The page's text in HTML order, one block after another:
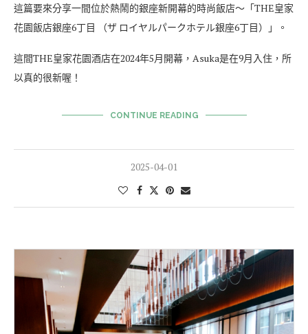
這篇要來分享一間位於熱鬧的銀座新開幕的時尚飯店～「THE皇家
花園飯店銀座6丁目 （ザ ロイヤルパークホテル銀座6丁目）」。
這間THE皇家花園酒店在2024年5月開幕，Asuka是在9月入住，所
以真的很新喔！
CONTINUE READING
2025-04-01